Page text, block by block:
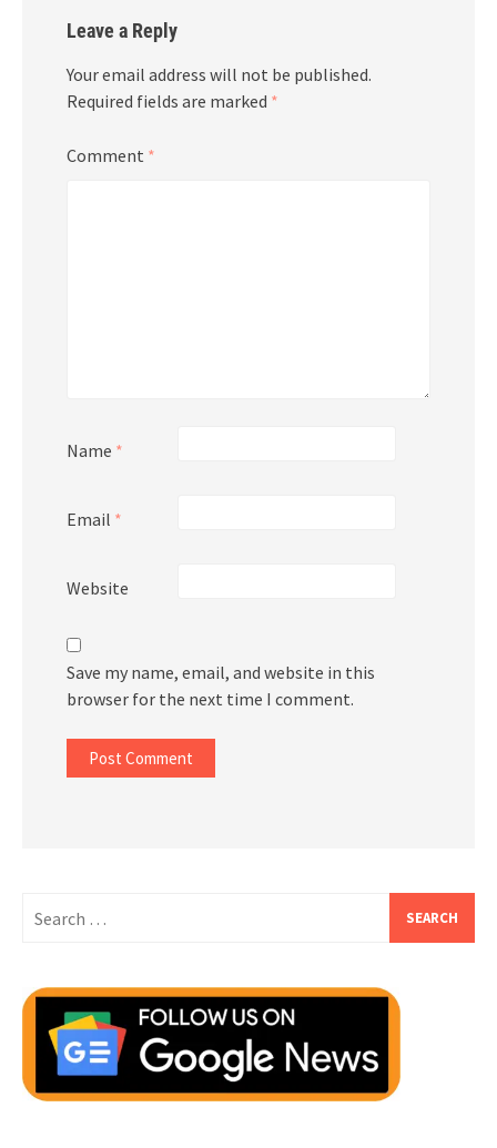
Leave a Reply
Your email address will not be published.
Required fields are marked *
Comment *
Name *
Email *
Website
Save my name, email, and website in this
browser for the next time I comment.
for: